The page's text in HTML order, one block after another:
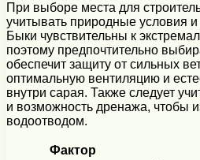
При выборе места для
учитывать природные условия
Быки чувствительны к
поэтому предпочтительно
обеспечит защиту от сильных
оптимальную вентиляцию и
внутри сарая. Также следует
и возможность дренажа, чтобы
водоотводом.
Фактор